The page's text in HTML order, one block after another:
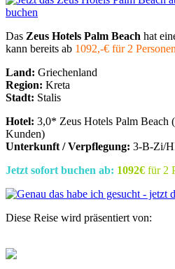
Das Zeus Hotels Palm Beach hat
kann bereits ab 1092,-€ für 2 Personen
Land: Griechenland
Region: Kreta
Stadt: Stalis
Hotel: 3,0* Zeus Hotels Palm Beach
Kunden)
Unterkunft / Verpflegung: 3-B-Zi/
Jetzt sofort buchen ab: 1092€ für 2
Diese Reise wird präsentiert von: